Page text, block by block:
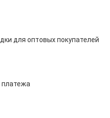
для оптовых покупателей
платежа